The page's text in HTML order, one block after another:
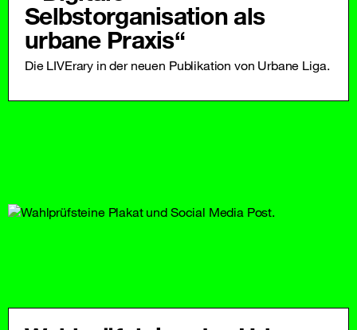
Selbstorganisation als
urbane Praxis“
Die LIVErary in der neuen Publikation von Urbane Liga.